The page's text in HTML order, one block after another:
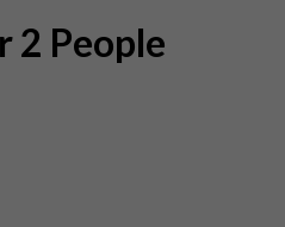
2 People